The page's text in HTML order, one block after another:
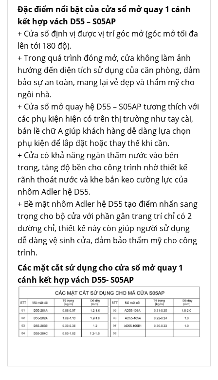
Đặc điểm nổi bật của cửa sổ mở quay 1 cánh
kết hợp vách D55 – S05AP
+ Cửa sổ định vị được vị trí góc mở (góc mở tối đa
lên tới 180 độ).
+ Trong quá trình đóng mở, cửa không làm ảnh
hướng đến diện tích sử dụng của căn phòng, đảm
bảo sự an toàn, mang lại vẻ đẹp và thẩm mỹ cho
ngôi nhà.
+ Cửa sổ mở quay hệ D55 – S05AP tương thích với
các phụ kiện hiện có trên thị trường như tay cài,
bản lề chữ A giúp khách hàng dễ dàng lựa chọn
phụ kiện để lắp đặt hoặc thay thế khi cần.
+ Cửa có khả năng ngăn thấm nước vào bên
trong, tăng độ bền cho công trình nhờ thiết kế
rãnh thoát nước và khe bắn keo cường lực của
nhôm Adler hệ D55.
+ Bề mặt nhôm Adler hệ D55 tạo điểm nhấn sang
trọng cho bộ cửa với phần gân trang trí chỉ có 2
đường chỉ, thiết kế này còn giúp người sử dụng
dễ dàng vệ sinh cửa, đảm bảo thẩm mỹ cho công
trình.
Các mặt cắt sử dụng cho cửa sổ mở quay 1
cánh kết hợp vách D55- S05AP